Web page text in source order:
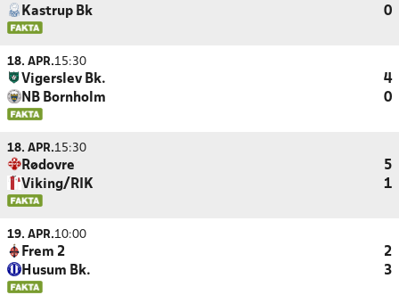
Kastrup Bk
0
18. APR.15:30
Vigerslev Bk.
4
NB Bornholm
0
18. APR.15:30
Rødovre
5
Viking/RIK
1
19. APR.10:00
Frem 2
2
Husum Bk.
3